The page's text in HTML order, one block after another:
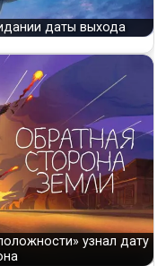
даты выхода
узнал дату